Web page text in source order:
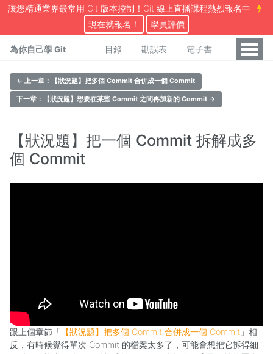
讓您精通業界最常用 Git 版本控制！Git 線上直播課程熱烈報名中
現在就報名！
學員評價
為你自己學 Git 目錄 勘誤表 電子書
← 上一章：【狀況題】把多個 Commit 合併成一個 Commit
下一章：【狀況題】想要在某些 Commit 之間再加新的 Commit →
【狀況題】把一個 Commit 拆解成多
個 Commit
跟上個章節「 【狀況題】把多個 Commit 合併成一個 Commit 」相
反，有時候覺得單次 Commit 的檔案太多了，可能會想把它拆得細